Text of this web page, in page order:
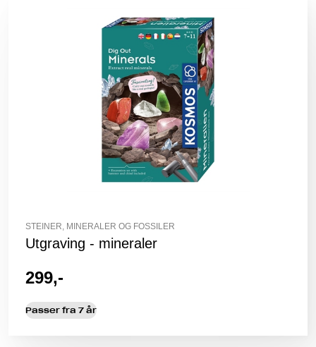
STEINER, MINERALER OG FOSSILER
Utgraving - mineraler
299,-
Passer fra 7 år